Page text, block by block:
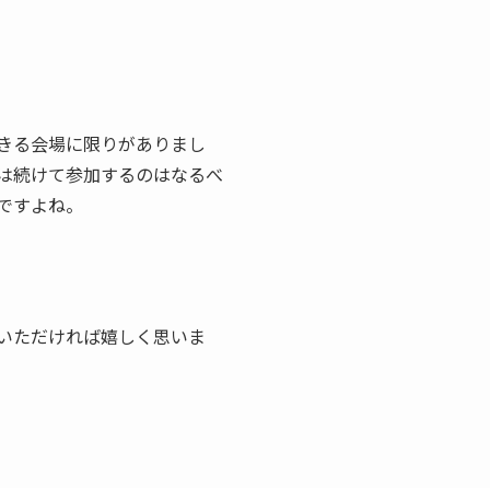
る会場に限りがありまし
続けて参加するのはなるべ
よね。
ただければ嬉しく思いま